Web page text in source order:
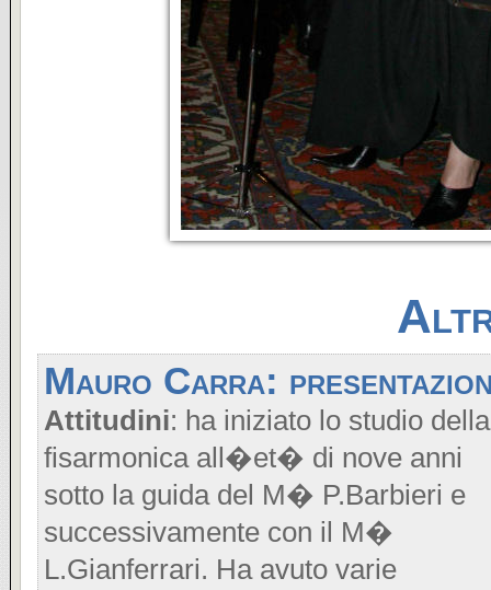
Mauro Carra:
Attitudini: ha iniziato lo studio della
fisarmonica all�et� di nove anni
sotto la guida del M� P.Barbieri e
successivamente con il M�
L.Gianferrari. Ha avuto varie